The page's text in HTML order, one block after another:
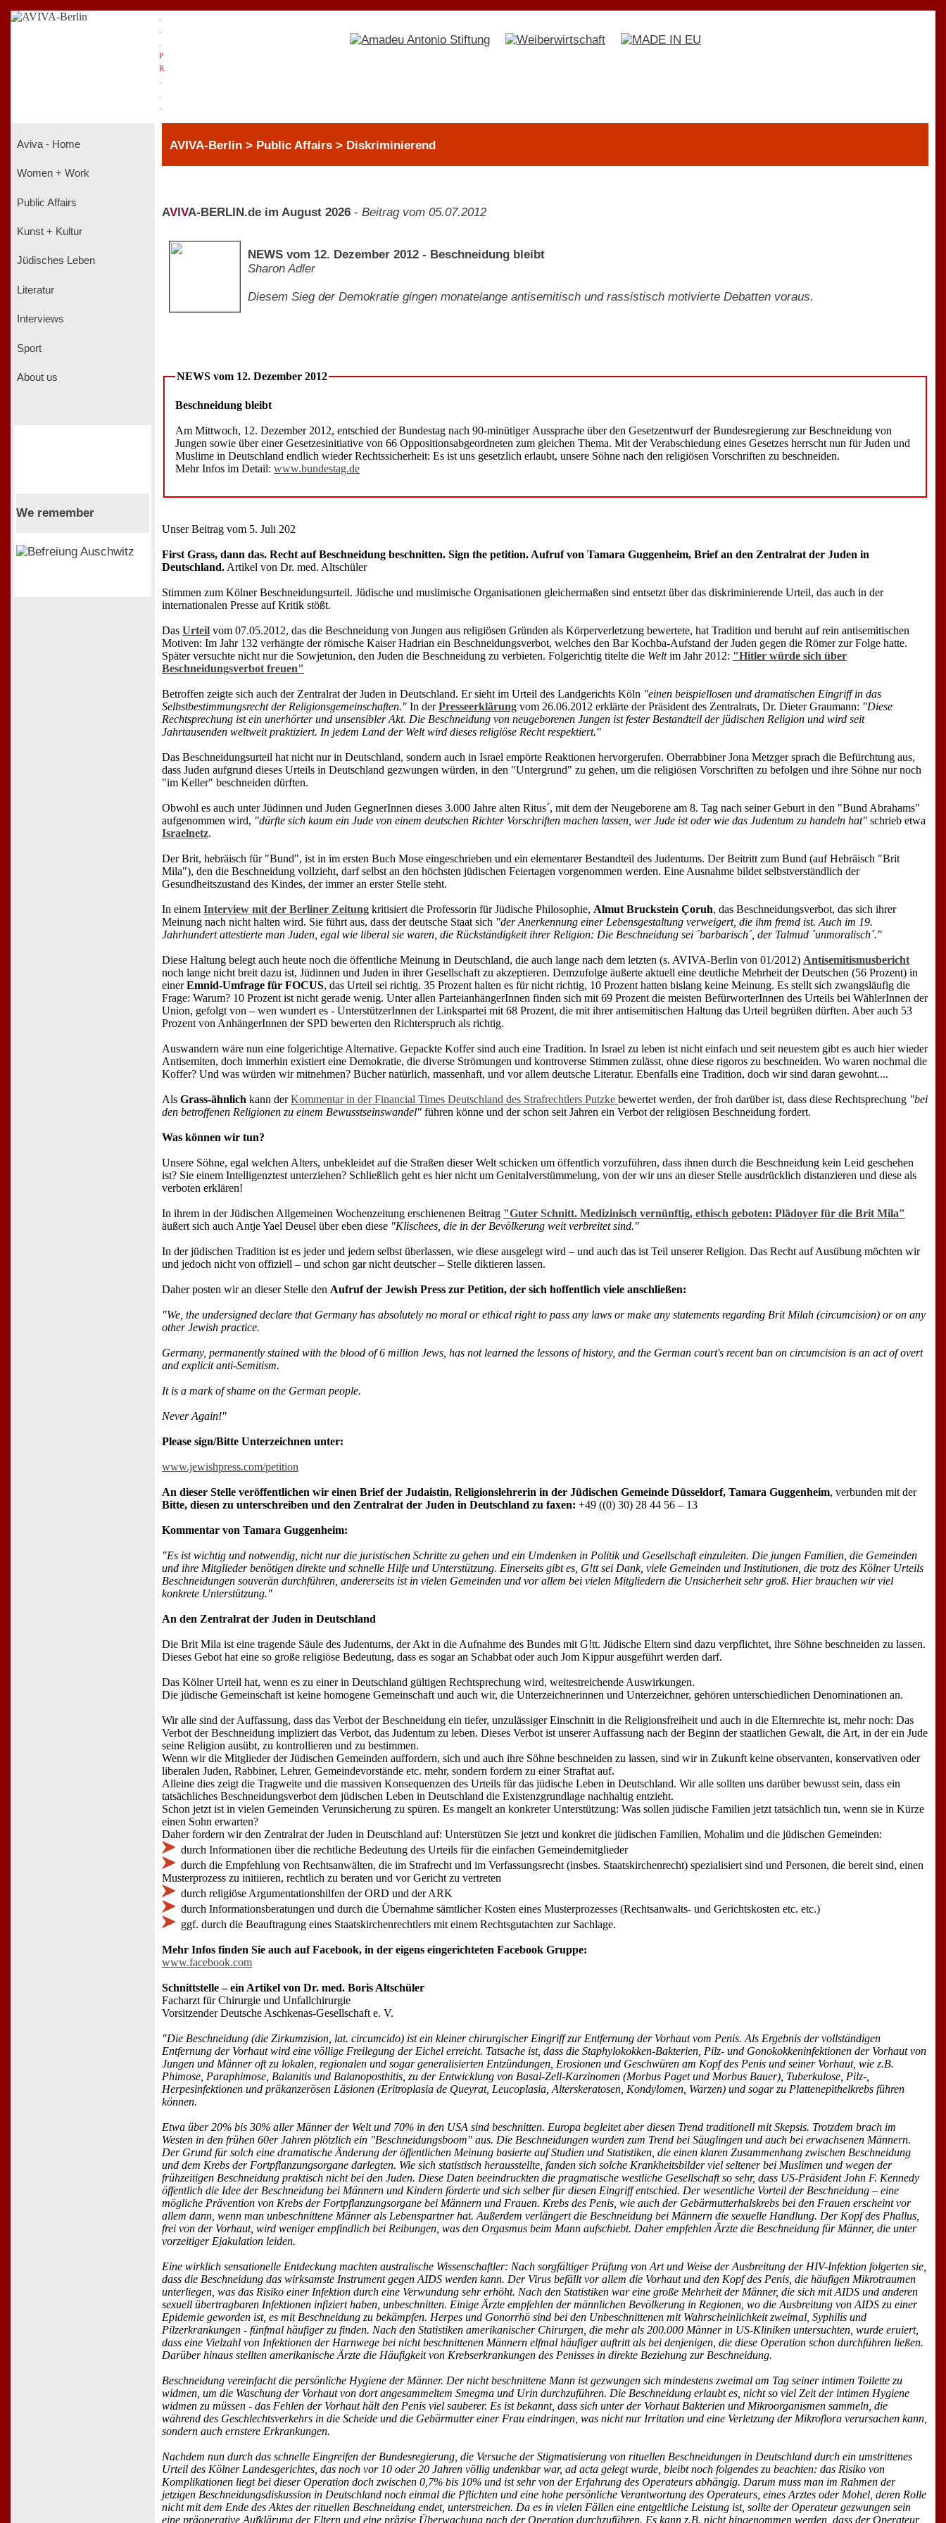
P
R
Aviva - Home
Women + Work
Public Affairs
Kunst + Kultur
Jüdisches Leben
Literatur
Interviews
Sport
About us
We remember
AVIVA-Berlin > Public Affairs > Diskriminierend
AV VA-BERLIN.de im August 2026 - Beitrag vom 05.07.2012
NEWS vom 12. Dezember 2012 - Beschneidung bleibt
Sharon Adler
Diesem Sieg der Demokratie gingen monatelange antisemitisch und rassistisch motivierte Debatten voraus.
NEWS vom 12. Dezember 2012
Beschneidung bleibt
Am Mittwoch, 12. Dezember 2012, entschied der Bundestag nach 90-minütiger Aussprache über den Gesetzentwurf der Bundesregierung zur Beschneidung von
Jungen sowie über einer Gesetzesinitiative von 66 Oppositionsabgeordneten zum gleichen Thema. Mit der Verabschiedung eines Gesetzes herrscht nun für Juden und
Muslime in Deutschland endlich wieder Rechtssicherheit: Es ist uns gesetzlich erlaubt, unsere Söhne nach den religiösen Vorschriften zu beschneiden.
Mehr Infos im Detail: www.bundestag.de
Unser Beitrag vom 5. Juli 202
First Grass, dann das. Recht auf Beschneidung beschnitten. Sign the petition. Aufruf von Tamara Guggenheim, Brief an den Zentralrat der Juden in
Deutschland. Artikel von Dr. med. Altschüler
Stimmen zum Kölner Beschneidungsurteil. Jüdische und muslimische Organisationen gleichermaßen sind entsetzt über das diskriminierende Urteil, das auch in der
internationalen Presse auf Kritik stößt.
Das Urteil vom 07.05.2012, das die Beschneidung von Jungen aus religiösen Gründen als Körperverletzung bewertete, hat Tradition und beruht auf rein antisemitischen
Motiven: Im Jahr 132 verhängte der römische Kaiser Hadrian ein Beschneidungsverbot, welches den Bar Kochba-Aufstand der Juden gegen die Römer zur Folge hatte.
Später versuchte nicht nur die Sowjetunion, den Juden die Beschneidung zu verbieten. Folgerichtig titelte die Weltim Jahr 2012: "Hitler würde sich über
Beschneidungsverbot freuen"
Betroffen zeigte sich auch der Zentralrat der Juden in Deutschland. Er sieht im Urteil des Landgerichts Köln "einen beispiellosen und dramatischen Eingriff in das
Selbstbestimmungsrecht der Religionsgemeinschaften." In derPresseerklärung vom 26.06.2012 erklärte der Präsident des Zentralrats, Dr. Dieter Graumann: "Diese
Rechtsprechung ist ein unerhörter und unsensibler Akt. Die Beschneidung von neugeborenen Jungen ist fester Bestandteil der jüdischen Religion und wird seit
Jahrtausenden weltweit praktiziert. In jedem Land der Welt wird dieses religiöse Recht respektiert."
Das Beschneidungsurteil hat nicht nur in Deutschland, sondern auch in Israel empörte Reaktionen hervorgerufen. Oberrabbiner Jona Metzger sprach die Befürchtung aus,
dass Juden aufgrund dieses Urteils in Deutschland gezwungen würden, in den "Untergrund" zu gehen, um die religiösen Vorschriften zu befolgen und ihre Söhne nur noch
"im Keller" beschneiden dürften.
Obwohl es auch unter Jüdinnen und Juden GegnerInnen dieses 3.000 Jahre alten Ritus´, mit dem der Neugeborene am 8. Tag nach seiner Geburt in den "Bund Abrahams"
aufgenommen wird, "dürfte sich kaum ein Jude von einem deutschen Richter Vorschriften machen lassen, wer Jude ist oder wie das Judentum zu handeln hat" schrieb etwa
Israelnetz.
Der Brit, hebräisch für "Bund", ist in im ersten Buch Mose eingeschrieben und ein elementarer Bestandteil des Judentums. Der Beitritt zum Bund (auf Hebräisch "Brit
Mila"), den die Beschneidung vollzieht, darf selbst an den höchsten jüdischen Feiertagen vorgenommen werden. Eine Ausnahme bildet selbstverständlich der
Gesundheitszustand des Kindes, der immer an erster Stelle steht.
In einem Interview mit der Berliner Zeitung kritisiert die Professorin für Jüdische Philosophie, Almut Bruckstein Çoruh, das Beschneidungsverbot, das sich ihrer
Meinung nach nicht halten wird. Sie führt aus, dass der deutsche Staat sich "der Anerkennung einer Lebensgestaltung verweigert, die ihm fremd ist. Auch im 19.
Jahrhundert attestierte man Juden, egal wie liberal sie waren, die Rückständigkeit ihrer Religion: Die Beschneidung sei ´barbarisch´, der Talmud ´unmoralisch´."
Diese Haltung belegt auch heute noch die öffentliche Meinung in Deutschland, die auch lange nach dem letzten (s. AVIVA-Berlin von 01/2012) Antisemitismusbericht
noch lange nicht breit dazu ist, Jüdinnen und Juden in ihrer Gesellschaft zu akzeptieren. Demzufolge äußerte aktuell eine deutliche Mehrheit der Deutschen (56 Prozent) in
einerEmnid-Umfrage für FOCUS, das Urteil sei richtig. 35 Prozent halten es für nicht richtig, 10 Prozent hatten bislang keine Meinung. Es stellt sich zwangsläufig die
Frage: Warum? 10 Prozent ist nicht gerade wenig. Unter allen ParteianhängerInnen finden sich mit 69 Prozent die meisten BefürworterInnen des Urteils bei WählerInnen der
Union, gefolgt von – wen wundert es - UnterstützerInnen der Linkspartei mit 68 Prozent, die mit ihrer antisemitischen Haltung das Urteil begrüßen dürften. Aber auch 53
Prozent von AnhängerInnen der SPD bewerten den Richterspruch als richtig.
Auswandern wäre nun eine folgerichtige Alternative. Gepackte Koffer sind auch eine Tradition. In Israel zu leben ist nicht einfach und seit neuestem gibt es auch hier wieder
Antisemiten, doch immerhin existiert eine Demokratie, die diverse Strömungen und kontroverse Stimmen zulässt, ohne diese rigoros zu beschneiden. Wo waren nochmal die
Koffer? Und was würden wir mitnehmen? Bücher natürlich, massenhaft, und vor allem deutsche Literatur. Ebenfalls eine Tradition, doch wir sind daran gewohnt....
Als Grass-ähnlich kann derKommentar in der Financial Times Deutschland des Strafrechtlers Putzke bewertet werden, der froh darüber ist, dass diese Rechtsprechung "bei
den betroffenen Religionen zu einem Bewusstseinswandel" führen könne und der schon seit Jahren ein Verbot der religiösen Beschneidung fordert.
Was können wir tun?
Unsere Söhne, egal welchen Alters, unbekleidet auf die Straßen dieser Welt schicken um öffentlich vorzuführen, dass ihnen durch die Beschneidung kein Leid geschehen
ist? Sie einem Intelligenztest unterziehen? Schließlich geht es hier nicht um Genitalverstümmelung, von der wir uns an dieser Stelle ausdrücklich distanzieren und diese als
verboten erklären!
In ihrem in der Jüdischen Allgemeinen Wochenzeitung erschienenen Beitrag "Guter Schnitt. Medizinisch vernünftig, ethisch geboten: Plädoyer für die Brit Mila"
äußert sich auch Antje Yael Deusel über eben diese "Klischees, die in der Bevölkerung weit verbreitet sind."
In der jüdischen Tradition ist es jeder und jedem selbst überlassen, wie diese ausgelegt wird – und auch das ist Teil unserer Religion. Das Recht auf Ausübung möchten wir
und jedoch nicht von offiziell – und schon gar nicht deutscher – Stelle diktieren lassen.
Daher posten wir an dieser Stelle den Aufruf der Jewish Press zur Petition, der sich hoffentlich viele anschließen:
"We, the undersigned declare that Germany has absolutely no moral or ethical right to pass any laws or make any statements regarding Brit Milah (circumcision) or on any
other Jewish practice.
Germany, permanently stained with the blood of 6 million Jews, has not learned the lessons of history, and the German court's recent ban on circumcision is an act of overt
and explicit anti-Semitism.
It is a mark of shame on the German people.
Never Again!"
Please sign/Bitte Unterzeichnen unter:
www.jewishpress.com/petition
An dieser Stelle veröffentlichen wir einen Brief der Judaistin, Religionslehrerin in der Jüdischen Gemeinde Düsseldorf, Tamara Guggenheim, verbunden mit der
Bitte, diesen zu unterschreiben und den Zentralrat der Juden in Deutschland zu faxen: +49 ((0) 30) 28 44 56 – 13
Kommentar von Tamara Guggenheim:
"Es ist wichtig und notwendig, nicht nur die juristischen Schritte zu gehen und ein Umdenken in Politik und Gesellschaft einzuleiten. Die jungen Familien, die Gemeinden
und ihre Mitglieder benötigen direkte und schnelle Hilfe und Unterstützung. Einerseits gibt es, G!tt sei Dank, viele Gemeinden und Institutionen, die trotz des Kölner Urteils
Beschneidungen souverän durchführen, andererseits ist in vielen Gemeinden und vor allem bei vielen Mitgliedern die Unsicherheit sehr groß. Hier brauchen wir viel
konkrete Unterstützung."
An den Zentralrat der Juden in Deutschland
Die Brit Mila ist eine tragende Säule des Judentums, der Akt in die Aufnahme des Bundes mit G!tt. Jüdische Eltern sind dazu verpflichtet, ihre Söhne beschneiden zu lassen.
Dieses Gebot hat eine so große religiöse Bedeutung, dass es sogar an Schabbat oder auch Jom Kippur ausgeführt werden darf.
Das Kölner Urteil hat, wenn es zu einer in Deutschland gültigen Rechtsprechung wird, weitestreichende Auswirkungen.
Die jüdische Gemeinschaft ist keine homogene Gemeinschaft und auch wir, die Unterzeichnerinnen und Unterzeichner, gehören unterschiedlichen Denominationen an.
Wir alle sind der Auffassung, dass das Verbot der Beschneidung ein tiefer, unzulässiger Einschnitt in die Religionsfreiheit und auch in die Elternrechte ist, mehr noch: Das
Verbot der Beschneidung impliziert das Verbot, das Judentum zu leben. Dieses Verbot ist unserer Auffassung nach der Beginn der staatlichen Gewalt, die Art, in der ein Jude
seine Religion ausübt, zu kontrollieren und zu bestimmen.
Wenn wir die Mitglieder der Jüdischen Gemeinden auffordern, sich und auch ihre Söhne beschneiden zu lassen, sind wir in Zukunft keine observanten, konservativen oder
liberalen Juden, Rabbiner, Lehrer, Gemeindevorstände etc. mehr, sondern fordern zu einer Straftat auf.
Alleine dies zeigt die Tragweite und die massiven Konsequenzen des Urteils für das jüdische Leben in Deutschland. Wir alle sollten uns darüber bewusst sein, dass ein
tatsächliches Beschneidungsverbot dem jüdischen Leben in Deutschland die Existenzgrundlage nachhaltig entzieht.
Schon jetzt ist in vielen Gemeinden Verunsicherung zu spüren. Es mangelt an konkreter Unterstützung: Was sollen jüdische Familien jetzt tatsächlich tun, wenn sie in Kürze
einen Sohn erwarten?
Daher fordern wir den Zentralrat der Juden in Deutschland auf: Unterstützen Sie jetzt und konkret die jüdischen Familien, Mohalim und die jüdischen Gemeinden:
durch Informationen über die rechtliche Bedeutung des Urteils für die einfachen Gemeindemitglieder
durch die Empfehlung von Rechtsanwälten, die im Strafrecht und im Verfassungsrecht (insbes. Staatskirchenrecht) spezialisiert sind und Personen, die bereit sind, einen
Musterprozess zu initiieren, rechtlich zu beraten und vor Gericht zu vertreten
durch religiöse Argumentationshilfen der ORD und der ARK
durch Informationsberatungen und durch die Übernahme sämtlicher Kosten eines Musterprozesses (Rechtsanwalts- und Gerichtskosten etc. etc.)
ggf. durch die Beauftragung eines Staatskirchenrechtlers mit einem Rechtsgutachten zur Sachlage.
Mehr Infos finden Sie auch auf Facebook, in der eigens eingerichteten Facebook Gruppe:
www.facebook.com
Schnittstelle – ein Artikel von Dr. med. Boris Altschüler
Facharzt für Chirurgie und Unfallchirurgie
Vorsitzender Deutsche Aschkenas-Gesellschaft e. V.
"Die Beschneidung (die Zirkumzision, lat. circumcido) ist ein kleiner chirurgischer Eingriff zur Entfernung der Vorhaut vom Penis. Als Ergebnis der vollständigen
Entfernung der Vorhaut wird eine völlige Freilegung der Eichel erreicht. Tatsache ist, dass die Staphylokokken-Bakterien, Pilz- und Gonokokkeninfektionen der Vorhaut von
Jungen und Männer oft zu lokalen, regionalen und sogar generalisierten Entzündungen, Erosionen und Geschwüren am Kopf des Penis und seiner Vorhaut, wie z.B.
Phimose, Paraphimose, Balanitis und Balanoposthitis, zu der Entwicklung von Basal-Zell-Karzinomen (Morbus Paget und Morbus Bauer), Tuberkulose, Pilz-,
Herpesinfektionen und präkanzerösen Läsionen (Eritroplasia de Queyrat, Leucoplasia, Alterskeratosen, Kondylomen, Warzen) und sogar zu Plattenepithelkrebs führen
können.
Etwa über 20% bis 30% aller Männer der Welt und 70% in den USA sind beschnitten. Europa begleitet aber diesen Trend traditionell mit Skepsis. Trotzdem brach im
Westen in den frühen 60er Jahren plötzlich ein "Beschneidungsboom" aus. Die Beschneidungen wurden zum Trend bei Säuglingen und auch bei erwachsenen Männern.
Der Grund für solch eine dramatische Änderung der öffentlichen Meinung basierte auf Studien und Statistiken, die einen klaren Zusammenhang zwischen Beschneidung
und dem Krebs der Fortpflanzungsorgane darlegten. Wie sich statistisch herausstellte, fanden sich solche Krankheitsbilder viel seltener bei Muslimen und wegen der
frühzeitigen Beschneidung praktisch nicht bei den Juden. Diese Daten beeindruckten die pragmatische westliche Gesellschaft so sehr, dass US-Präsident John F. Kennedy
öffentlich die Idee der Beschneidung bei Männern und Kindern förderte und sich selber für diesen Eingriff entschied. Der wesentliche Vorteil der Beschneidung – eine
mögliche Prävention von Krebs der Fortpflanzungsorgane bei Männern und Frauen. Krebs des Penis, wie auch der Gebärmutterhalskrebs bei den Frauen erscheint vor
allem dann, wenn man unbeschnittene Männer als Lebenspartner hat. Außerdem verlängert die Beschneidung bei Männern die sexuelle Handlung. Der Kopf des Phallus,
frei von der Vorhaut, wird weniger empfindlich bei Reibungen, was den Orgasmus beim Mann aufschiebt. Daher empfehlen Ärzte die Beschneidung für Männer, die unter
vorzeitiger Ejakulation leiden.
Eine wirklich sensationelle Entdeckung machten australische Wissenschaftler: Nach sorgfältiger Prüfung von Art und Weise der Ausbreitung der HIV-Infektion folgerten sie,
dass die Beschneidung das wirksamste Instrument gegen AIDS werden kann. Der Virus befällt vor allem die Vorhaut und den Kopf des Penis, die häufigen Mikrotraumen
unterliegen, was das Risiko einer Infektion durch eine Verwundung sehr erhöht. Nach den Statistiken war eine große Mehrheit der Männer, die sich mit AIDS und anderen
sexuell übertragbaren Infektionen infiziert haben, unbeschnitten. Einige Ärzte empfehlen der männlichen Bevölkerung in Regionen, wo die Ausbreitung von AIDS zu einer
Epidemie geworden ist, es mit Beschneidung zu bekämpfen. Herpes und Gonorrhö sind bei den Unbeschnittenen mit Wahrscheinlichkeit zweimal, Syphilis und
Pilzerkrankungen - fünfmal häufiger zu finden. Nach den Statistiken amerikanischer Chirurgen, die mehr als 200.000 Männer in US-Kliniken untersuchten, wurde eruiert,
dass eine Vielzahl von Infektionen der Harnwege bei nicht beschnittenen Männern elfmal häufiger auftritt als bei denjenigen, die diese Operation schon durchführen ließen.
Darüber hinaus stellten amerikanische Ärzte die Häufigkeit von Krebserkrankungen des Penisses in direkte Beziehung zur Beschneidung.
Beschneidung vereinfacht die persönliche Hygiene der Männer. Der nicht beschnittene Mann ist gezwungen sich mindestens zweimal am Tag seiner intimen Toilette zu
widmen, um die Waschung der Vorhaut von dort angesammeltem Smegma und Urin durchzuführen. Die Beschneidung erlaubt es, nicht so viel Zeit der intimen Hygiene
widmen zu müssen - das Fehlen der Vorhaut hält den Penis viel sauberer. Es ist bekannt, dass sich unter der Vorhaut Bakterien und Mikroorganismen sammeln, die
während des Geschlechtsverkehrs in die Scheide und die Gebärmutter einer Frau eindringen, was nicht nur Irritation und eine Verletzung der Mikroflora verursachen kann,
sondern auch ernstere Erkrankungen.
Nachdem nun durch das schnelle Eingreifen der Bundesregierung, die Versuche der Stigmatisierung von rituellen Beschneidungen in Deutschland durch ein umstrittenes
Urteil des Kölner Landesgerichtes, das noch vor 10 oder 20 Jahren völlig undenkbar war, ad acta gelegt wurde, bleibt noch folgendes zu beachten: das Risiko von
Komplikationen liegt bei dieser Operation doch zwischen 0,7% bis 10% und ist sehr von der Erfahrung des Operateurs abhängig. Darum muss man im Rahmen der
jetzigen Beschneidungsdiskussion in Deutschland noch einmal die Pflichten und eine hohe persönliche Verantwortung des Operateurs, eines Arztes oder Mohel, deren Rolle
nicht mit dem Ende des Aktes der rituellen Beschneidung endet, unterstreichen. Da es in vielen Fällen eine entgeltliche Leistung ist, sollte der Operateur gezwungen sein
eine präoperative Aufklärung der Eltern und eine präzise Überwachung nach der Operation durchzuführen. Es kann z.B. nicht hingenommen werden, dass der Operateur